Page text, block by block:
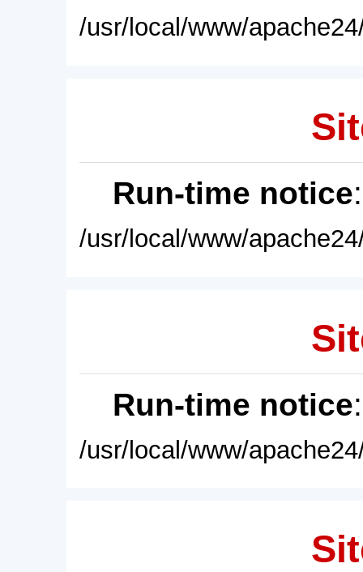
/usr/local/www/
Run-time notice
/usr/local/www/
Run-time notice
/usr/local/www/